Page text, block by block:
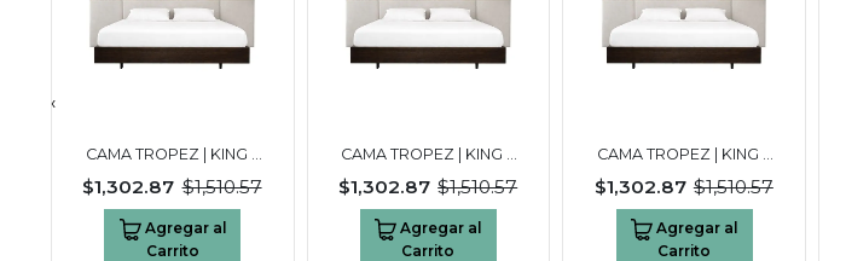
CAMA TROPEZ | KING 3
WALNUT
$1,302.87 $1,510.57
Agregar al
Carrito
CAMA TROPEZ | KING 3
WALNUT
$1,302.87 $1,510.57
Agregar al
Carrito
CAMA TROPEZ | KING 3
WALNUT
$1,302.87 $1,510.57
Agregar al
Carrito
‹